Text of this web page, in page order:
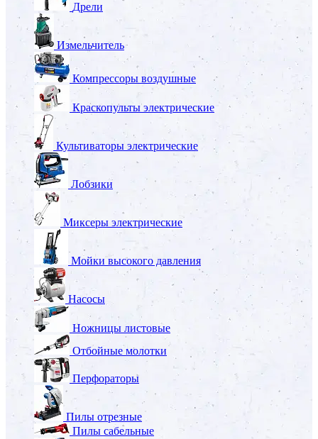
Дрели
Измельчитель
Компрессоры воздушные
Краскопульты электрические
Культиваторы электрические
Лобзики
Миксеры электрические
Мойки высокого давления
Насосы
Ножницы листовые
Отбойные молотки
Перфораторы
Пилы отрезные
Пилы сабельные